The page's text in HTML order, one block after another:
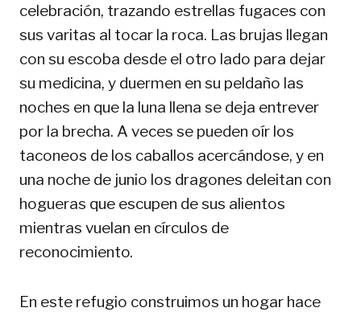
celebración, trazando estrellas fugaces con
sus varitas al tocar la roca. Las brujas llegan
con su escoba desde el otro lado para dejar
su medicina, y duermen en su peldaño las
noches en que la luna llena se deja entrever
por la brecha. A veces se pueden oír los
taconeos de los caballos acercándose, y en
una noche de junio los dragones deleitan con
hogueras que escupen de sus alientos
mientras vuelan en círculos de
reconocimiento.
En este refugio construimos un hogar hace